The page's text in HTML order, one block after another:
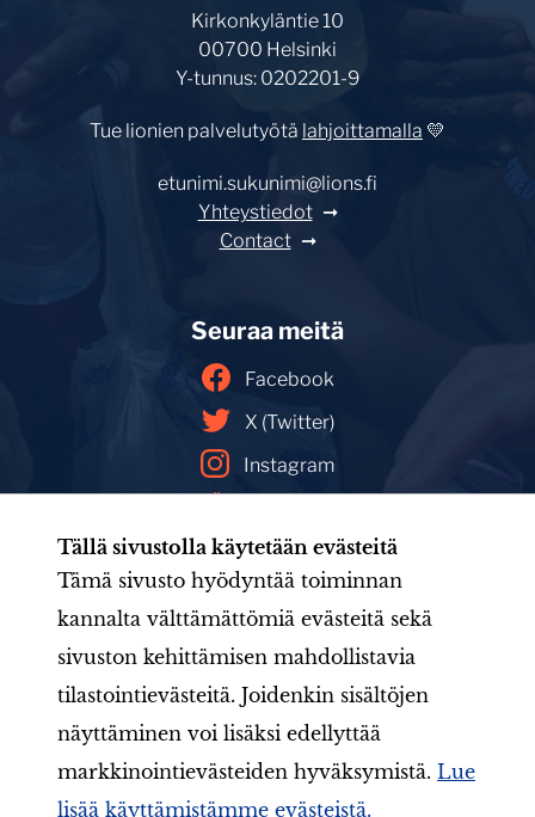
Tällä sivustolla käytetään evästeitä
Tämä sivusto hyödyntää toiminnan
kannalta välttämättömiä evästeitä sekä
sivuston kehittämisen mahdollistavia
tilastointievästeitä. Joidenkin sisältöjen
näyttäminen voi lisäksi edellyttää
markkinointievästeiden hyväksymistä. Lue
lisää käyttämistämme evästeistä.
Kirkonkyläntie 10
00700 Helsinki
Y-tunnus: 0202201-9
Tue lionien palvelutyötä lahjoittamalla 💛
etunimi.sukunimi@lions.fi
Yhteystiedot
Contact
Seuraa meitä
Facebook
X (Twitter)
Instagram
Facebookin mainoskirjasto
Järjestö Aineistot LIONS-valmennus